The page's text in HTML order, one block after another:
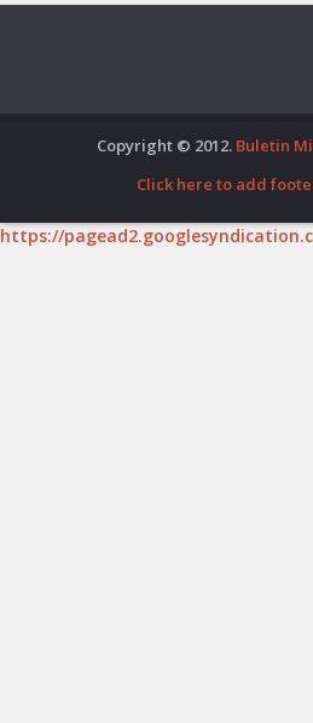
Copyright © 2012. Buletin
Click here to add
https://